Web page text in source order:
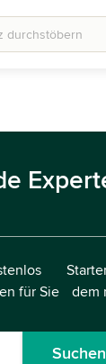
für Sie
dem
Suchen